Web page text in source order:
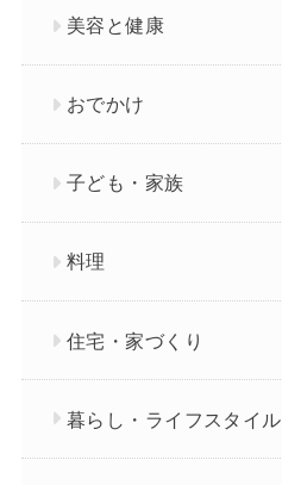
美容と健康
おでかけ
子ども・家族
料理
住宅・家づくり
暮らし・ライフスタイル